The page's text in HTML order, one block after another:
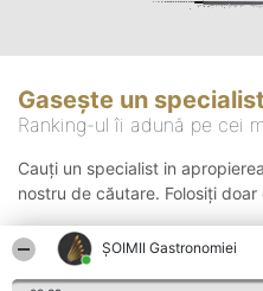
ȘOIMII Gastronomiei
Gasește un specialist
Ranking-ul îi adună pe cei
Cauți un specialist in
nostru de căutare. Folosiți